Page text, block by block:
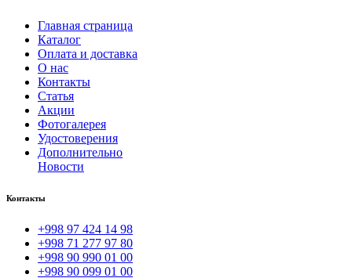
Главная страница
Каталог
Оплата и доставка
О нас
Контакты
Статья
Акции
Фотогалерея
Удостоверения
Дополнительно
Новости
Контакты
+998 97 424 14 98
+998 71 277 97 80
+998 90 990 01 00
+998 90 099 01 00